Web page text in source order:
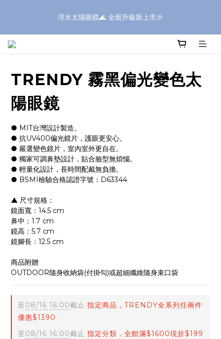
浮水太陽眼鏡🌊 全面升級新上市🎉
⚠️SONIC系列部分商品，因包裝體積較大，如購買三個(含)以上｜
TRENDY 霧黑偏光變色太
陽眼鏡
● MIT台灣設計製造。
● 抗UV400偏光鏡片，護眼更安心。
● 嚴選變色鏡片，室內室外更自在。
● 獨家可調鼻墊設計，貼合臉型無煩惱。
● 輕量化設計，長時間配戴無負擔。
● BSMI檢驗合格認證字號：D63344
▲ 尺寸規格：
鏡面寬：14.5 cm
鼻中：1.7 cm
鏡高：5.7 cm
鏡腳長：12.5 cm
商品附贈
OUTDOOR隨身收納袋(付掛勾)或超細纖維隨身束口袋
至08/16 16:00截止 指定商品，TRENDY全系列任兩件
優惠$1390
至08/16 16:00截止 指定分類，全館滿$1600現折$199